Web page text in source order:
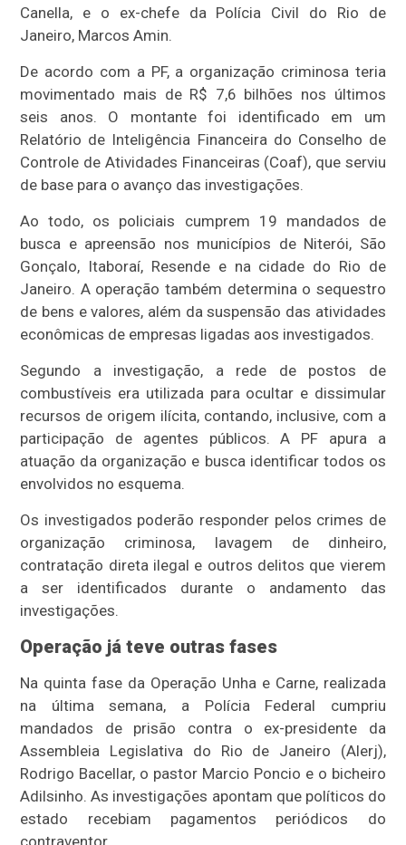
Canella, e o ex-chefe da Polícia Civil do Rio de
Janeiro, Marcos Amin.
De acordo com a PF, a organização criminosa teria
movimentado mais de R$ 7,6 bilhões nos últimos
seis anos. O montante foi identificado em um
Relatório de Inteligência Financeira do Conselho de
Controle de Atividades Financeiras (Coaf), que serviu
de base para o avanço das investigações.
Ao todo, os policiais cumprem 19 mandados de
busca e apreensão nos municípios de Niterói, São
Gonçalo, Itaboraí, Resende e na cidade do Rio de
Janeiro. A operação também determina o sequestro
de bens e valores, além da suspensão das atividades
econômicas de empresas ligadas aos investigados.
Segundo a investigação, a rede de postos de
combustíveis era utilizada para ocultar e dissimular
recursos de origem ilícita, contando, inclusive, com a
participação de agentes públicos. A PF apura a
atuação da organização e busca identificar todos os
envolvidos no esquema.
Os investigados poderão responder pelos crimes de
organização criminosa, lavagem de dinheiro,
contratação direta ilegal e outros delitos que vierem
a ser identificados durante o andamento das
investigações.
Operação já teve outras fases
Na quinta fase da Operação Unha e Carne, realizada
na última semana, a Polícia Federal cumpriu
mandados de prisão contra o ex-presidente da
Assembleia Legislativa do Rio de Janeiro (Alerj),
Rodrigo Bacellar, o pastor Marcio Poncio e o bicheiro
Adilsinho. As investigações apontam que políticos do
estado recebiam pagamentos periódicos do
contraventor.